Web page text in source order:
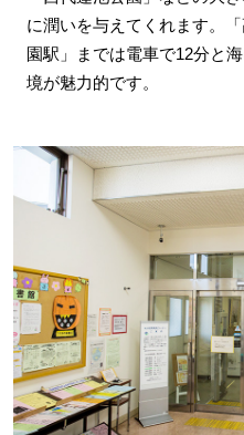
に潤いを与えてくれます。
園駅」までは電車で12分と
境が魅力的です。